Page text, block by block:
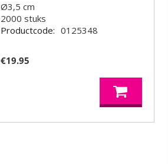
Ø3,5 cm
2000stuks
Productcode: 0125348
€19.95